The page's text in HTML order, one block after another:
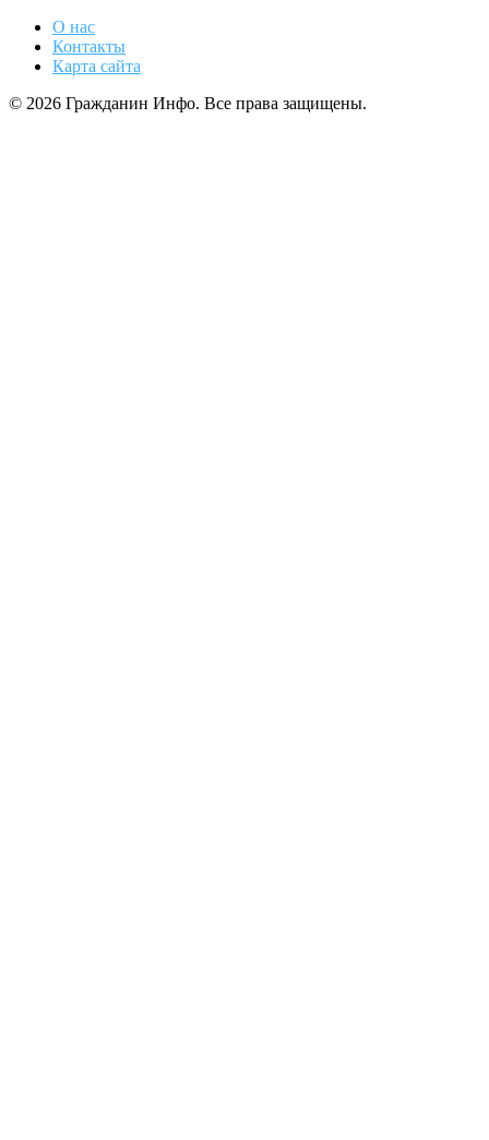
О нас
Контакты
Карта сайта
© 2026 Гражданин Инфо. Все права защищены.